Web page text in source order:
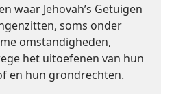
waar Jehovah’s Getuigen
soms onder
omstandigheden,
het uitoefenen van hun
en hun grondrechten.